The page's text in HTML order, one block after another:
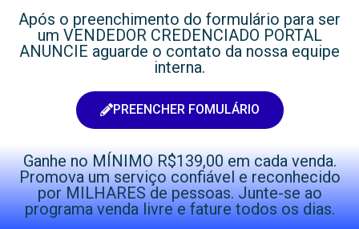
Após o preenchimento do formulário para ser
um VENDEDOR CREDENCIADO PORTAL
ANUNCIE aguarde o contato da nossa equipe
interna.
PREENCHER FOMULÁRIO
Ganhe no MÍNIMO R$139,00 em cada venda.
Promova um serviço confiável e reconhecido
por MILHARES de pessoas. Junte-se ao
programa venda livre e fature todos os dias.